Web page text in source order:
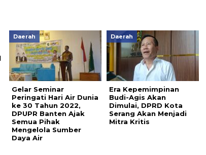
Daerah
Gelar Seminar
Peringati Hari Air Dunia
ke 30 Tahun 2022,
DPUPR Banten Ajak
Semua Pihak
Mengelola Sumber
Daya Air
Daerah
Era Kepemimpinan
Budi-Agis Akan
Dimulai, DPRD Kota
Serang Akan Menjadi
Mitra Kritis